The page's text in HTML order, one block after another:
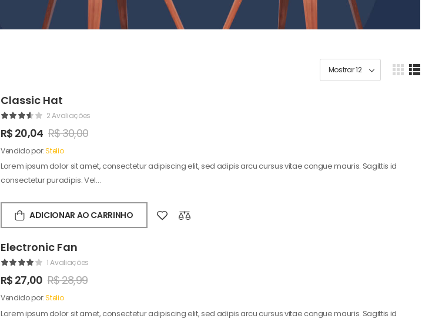
Classic Hat
2 Avaliações
R$ 20,04 R$30,00
Vendido por:Stelio
Lorem ipsum dolor sit amet, consectetur adipiscing elit, sed adipis arcu cursus vitae congue mauris. Sagittis id
consectetur puradipis. Vel…
ADICIONAR AO CARRINHO
Electronic Fan
1 Avaliações
R$ 27,00 R$28,99
Vendido por:Stelio
Lorem ipsum dolor sit amet, consectetur adipiscing elit, sed adipis arcu cursus vitae congue mauris. Sagittis id